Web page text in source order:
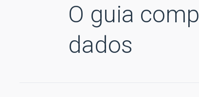
O guia
dados